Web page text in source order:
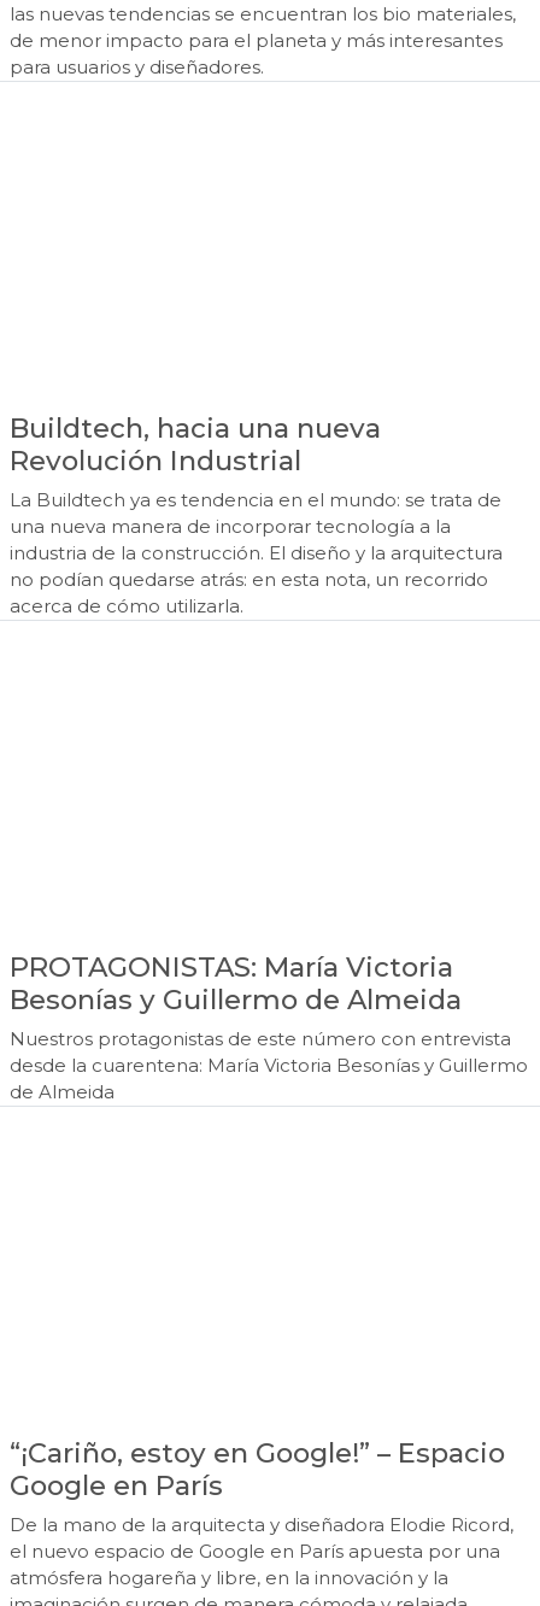
las nuevas tendencias se encuentran los bio materiales,
de menor impacto para el planeta y más interesantes
para usuarios y diseñadores.
Buildtech, hacia una nueva
Revolución Industrial
La Buildtech ya es tendencia en el mundo: se trata de
una nueva manera de incorporar tecnología a la
industria de la construcción. El diseño y la arquitectura
no podían quedarse atrás: en esta nota, un recorrido
acerca de cómo utilizarla.
PROTAGONISTAS: María Victoria
Besonías y Guillermo de Almeida
Nuestros protagonistas de este número con entrevista
desde la cuarentena: María Victoria Besonías y Guillermo
de Almeida
“¡Cariño, estoy en Google!” – Espacio
Google en París
De la mano de la arquitecta y diseñadora Elodie Ricord,
el nuevo espacio de Google en París apuesta por una
atmósfera hogareña y libre, en la innovación y la